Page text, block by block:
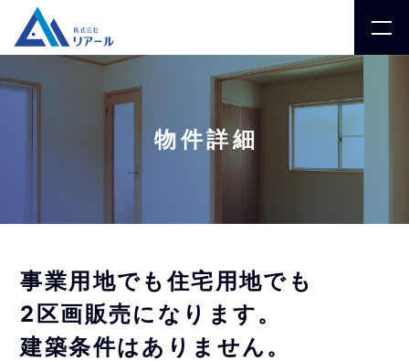
物件詳細
事業用地でも住宅用地でも
2区画販売になります。
建築条件はありません。